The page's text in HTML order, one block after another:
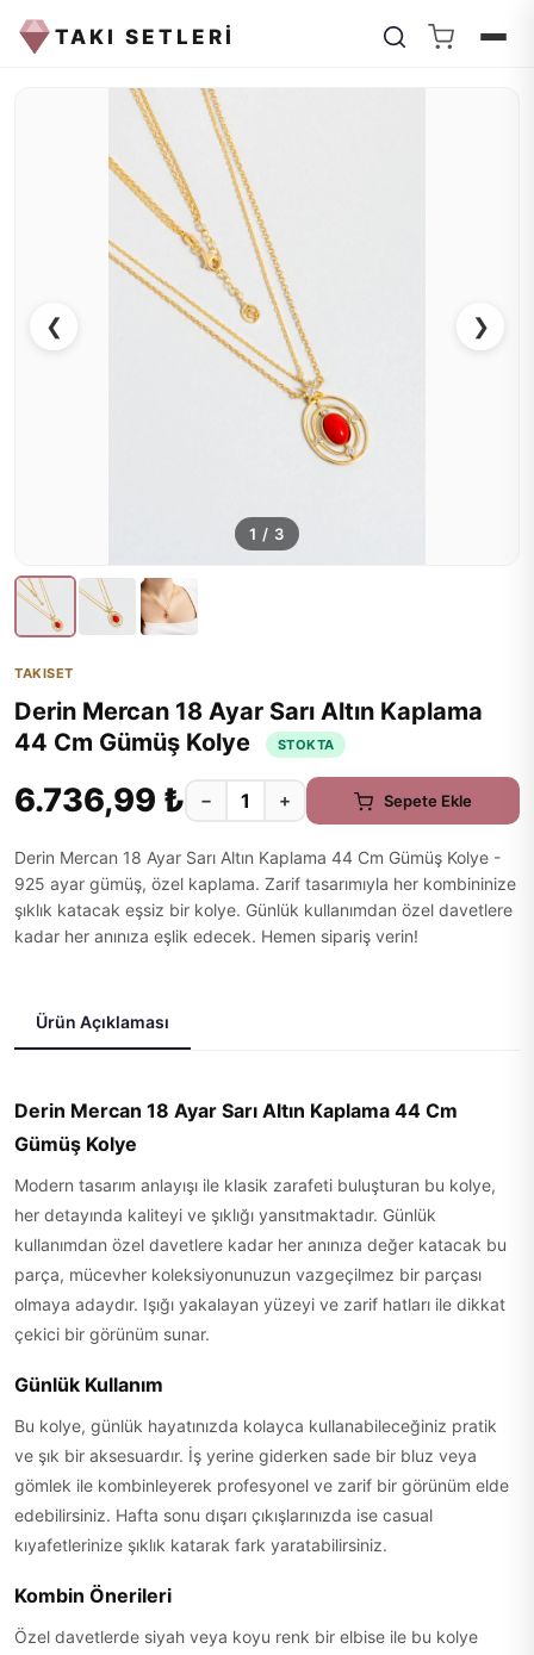
TAKI SETLERİ
❮ ❯
1 / 3
TAKISET
Derin Mercan 18 Ayar Sarı Altın Kaplama
44 Cm Gümüş Kolye
STOKTA
6.736,99 ₺ − + Sepete Ekle
Derin Mercan 18 Ayar Sarı Altın Kaplama 44 Cm Gümüş Kolye -
925 ayar gümüş, özel kaplama. Zarif tasarımıyla her kombininize
şıklık katacak eşsiz bir kolye. Günlük kullanımdan özel davetlere
kadar her anınıza eşlik edecek. Hemen sipariş verin!
Ürün Açıklaması
Derin Mercan 18 Ayar Sarı Altın Kaplama 44 Cm
Gümüş Kolye
Modern tasarım anlayışı ile klasik zarafeti buluşturan bu kolye,
her detayında kaliteyi ve şıklığı yansıtmaktadır. Günlük
kullanımdan özel davetlere kadar her anınıza değer katacak bu
parça, mücevher koleksiyonunuzun vazgeçilmez bir parçası
olmaya adaydır. Işığı yakalayan yüzeyi ve zarif hatları ile dikkat
çekici bir görünüm sunar.
Günlük Kullanım
Bu kolye, günlük hayatınızda kolayca kullanabileceğiniz pratik
ve şık bir aksesuardır. İş yerine giderken sade bir bluz veya
gömlek ile kombinleyerek profesyonel ve zarif bir görünüm elde
edebilirsiniz. Hafta sonu dışarı çıkışlarınızda ise casual
kıyafetlerinize şıklık katarak fark yaratabilirsiniz.
Kombin Önerileri
Özel davetlerde siyah veya koyu renk bir elbise ile bu kolye